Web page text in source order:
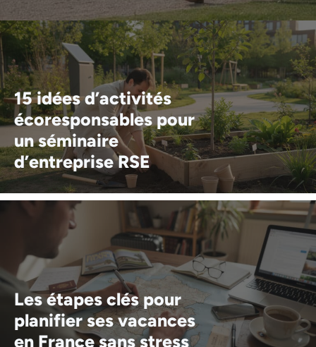
15 idées d’activités
écoresponsables pour
un séminaire
d’entreprise RSE
Les étapes clés pour
planifier ses vacances
en France sans stress